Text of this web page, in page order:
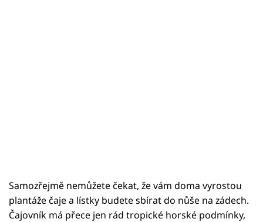
Samozřejmě nemůžete čekat, že vám doma vyrostou
plantáže čaje a lístky budete sbírat do nůše na zádech.
Čajovník má přece jen rád tropické horské podmínky,